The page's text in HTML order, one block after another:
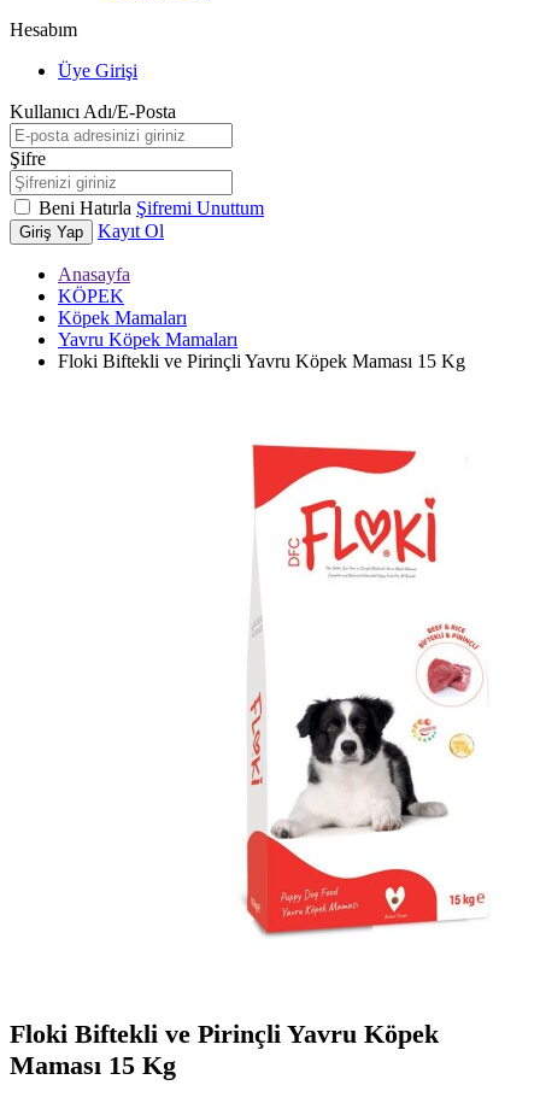
Hesabım
Üye Girişi
Kullanıcı Adı/E-Posta
Şifre
Beni Hatırla Şifremi Unuttum
Giriş Yap Kayıt Ol
Anasayfa
KÖPEK
Köpek Mamaları
Yavru Köpek Mamaları
Floki Biftekli ve Pirinçli Yavru Köpek Maması 15 Kg
Floki Biftekli ve Pirinçli Yavru Köpek
Maması 15 Kg